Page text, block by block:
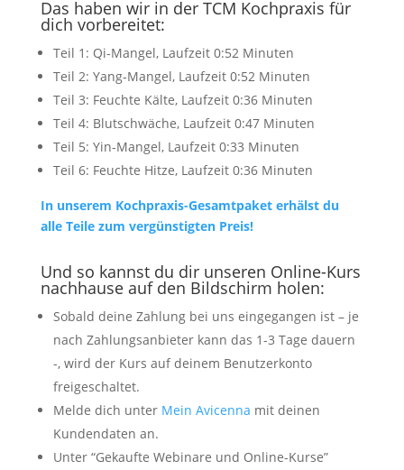
Das haben wir in der TCM Kochpraxis für
dich vorbereitet:
Teil 1: Qi-Mangel, Laufzeit 0:52 Minuten
Teil 2: Yang-Mangel, Laufzeit 0:52 Minuten
Teil 3: Feuchte Kälte, Laufzeit 0:36 Minuten
Teil 4: Blutschwäche, Laufzeit 0:47 Minuten
Teil 5: Yin-Mangel, Laufzeit 0:33 Minuten
Teil 6: Feuchte Hitze, Laufzeit 0:36 Minuten
In unserem Kochpraxis-Gesamtpaket erhälst du
alle Teile zum vergünstigten Preis!
Und so kannst du dir unseren Online-Kurs
nachhause auf den Bildschirm holen:
Sobald deine Zahlung bei uns eingegangen ist – je
nach Zahlungsanbieter kann das 1-3 Tage dauern
-, wird der Kurs auf deinem Benutzerkonto
freigeschaltet.
Melde dich unter Mein Avicenna mit deinen
Kundendaten an.
Unter “Gekaufte Webinare und Online-Kurse”